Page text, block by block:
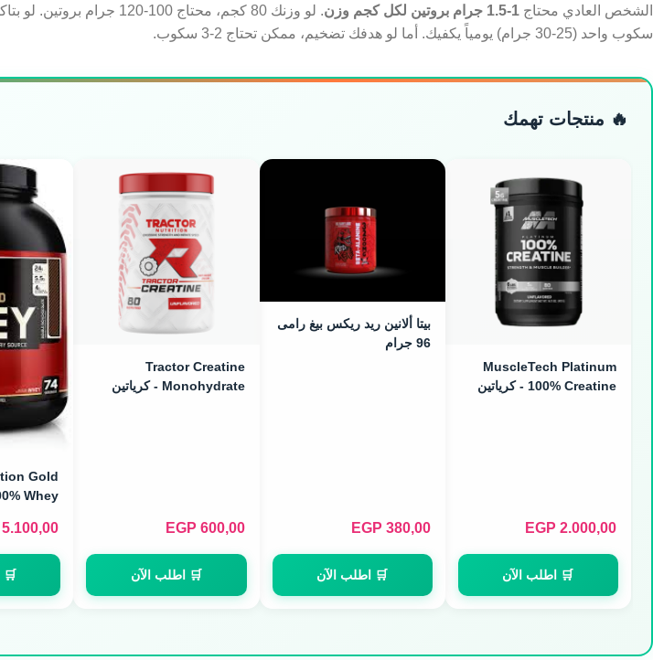
الشخص العادي محتاج 1-1.5 جرام بروتين لكل كجم وزن
. لو وزنك 80 كجم، محتاج 100-
سكوب واحد (25-30 جرام) يومياً يكفيك. أما لو هدفك تضخيم، ممكن تحتاج 2-3 سكوب.
🔥 منتجات تهمك
MuscleTech Platinum
100% Creatine - كرياتين
2.000,00
EGP
🛒 اطلب الآن
بيتا ألانين ريد ريكس بيغ رامى
96 جرام
380,00
EGP
🛒 اطلب الآن
Tractor Creatine
Monohydrate - كرياتين
600,00
EGP
🛒 اطلب الآن
Gold
Servings)
5.100,00
🛒